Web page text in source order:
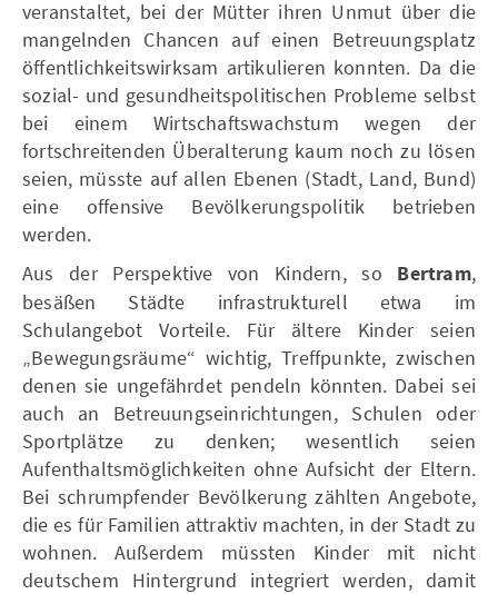
veranstaltet, bei der Mütter ihren Unmut über die
mangelnden Chancen auf einen Betreuungsplatz
öffentlichkeitswirksam artikulieren konnten. Da die
sozial- und gesundheitspolitischen Probleme selbst
bei einem Wirtschaftswachstum wegen der
fortschreitenden Überalterung kaum noch zu lösen
seien, müsste auf allen Ebenen (Stadt, Land, Bund)
eine offensive Bevölkerungspolitik betrieben
werden.
Aus der Perspektive von Kindern, so Bertram,
besäßen Städte infrastrukturell etwa im
Schulangebot Vorteile. Für ältere Kinder seien
„Bewegungsräume“ wichtig, Treffpunkte, zwischen
denen sie ungefährdet pendeln könnten. Dabei sei
auch an Betreuungseinrichtungen, Schulen oder
Sportplätze zu denken; wesentlich seien
Aufenthaltsmöglichkeiten ohne Aufsicht der Eltern.
Bei schrumpfender Bevölkerung zählten Angebote,
die es für Familien attraktiv machten, in der Stadt zu
wohnen. Außerdem müssten Kinder mit nicht
deutschem Hintergrund integriert werden, damit